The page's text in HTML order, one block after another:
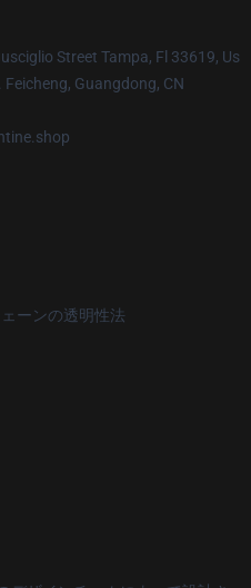
Street Tampa, Fl 33619, Us
Feicheng, Guangdong, CN
ーンの透明性法